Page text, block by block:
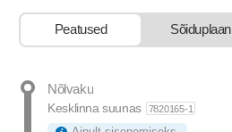
Peatused Sõiduplaan
Nõlvaku
Kesklinna suunas 7820165-1